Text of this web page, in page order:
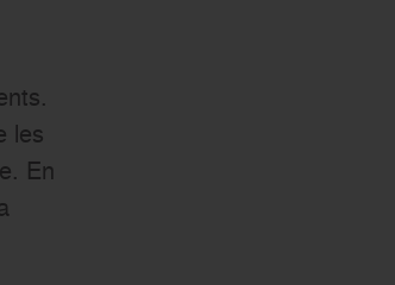
les
En